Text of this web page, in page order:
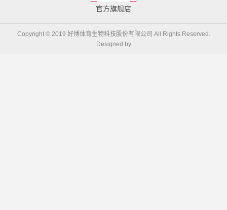
官方旗舰店
Copyright © 2019 好博体育生物科技股份有限公司 All Rights Reserved.
Designed by